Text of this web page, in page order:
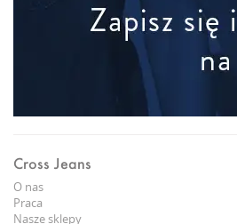
Cross Jeans
O nas
Praca
Nasze sklepy